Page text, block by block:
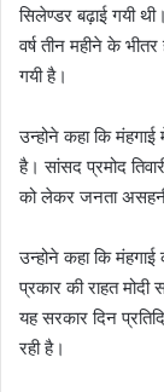
सिलेण्डर बढ़ाई गयी
वर्ष तीन महीने के
गयी है।
उन्होने कहा कि
है। सांसद प्रमोद
को लेकर जनता
उन्होने कहा कि
प्रकार की राहत मोदी
यह सरकार दिन
रही है।